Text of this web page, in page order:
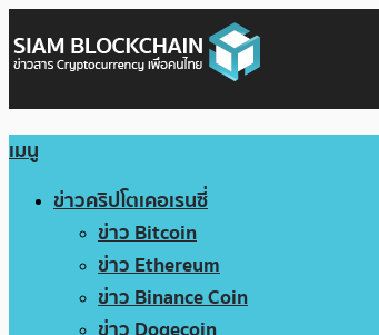
เมนู
ข่าวคริปโตเคอเรนซี่
ข่าว Bitcoin
ข่าว Ethereum
ข่าว Binance Coin